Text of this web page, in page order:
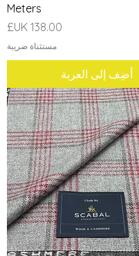
Meters
السعر
مستثناة ضريبة
أضِف إلى العربة